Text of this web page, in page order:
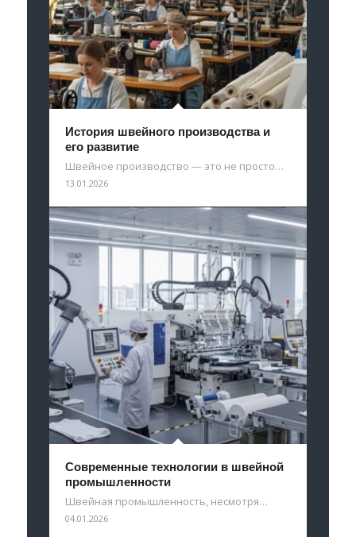
История швейного производства и
его развитие
Швейное производство — это не просто…
13.01.2026
Современные технологии в швейной
промышленности
Швейная промышленность, несмотря…
04.01.2026